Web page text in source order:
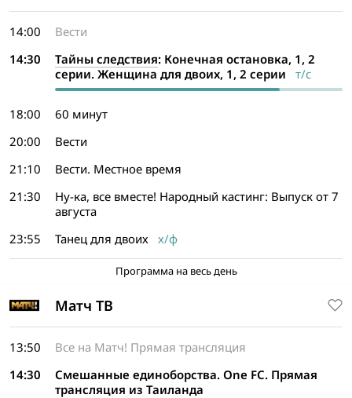
14:00
Вести
14:30
Тайны следствия: Конечная остановка, 1, 2
серии. Женщина для двоих, 1, 2 серии т/с
18:00
60 минут
20:00
Вести
21:10
Вести. Местное время
21:30
Ну-ка, все вместе! Народный кастинг: Выпуск от 7
августа
23:55
Танец для двоих х/ф
Программа на весь день
Матч ТВ
13:50
Все на Матч! Прямая трансляция
14:30
Смешанные единоборства. One FC. Прямая
трансляция из Таиланда